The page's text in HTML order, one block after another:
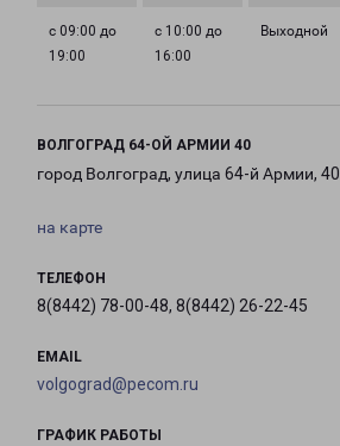
с 09:00 до
19:00
с 10:00 до
16:00
Выходной
ВОЛГОГРАД 64-ОЙ АРМИИ 40
город Волгоград, улица 64-й Армии, 40
на карте
ТЕЛЕФОН
8(8442) 78-00-48, 8(8442) 26-22-45
EMAIL
volgograd@pecom.ru
ГРАФИК РАБОТЫ